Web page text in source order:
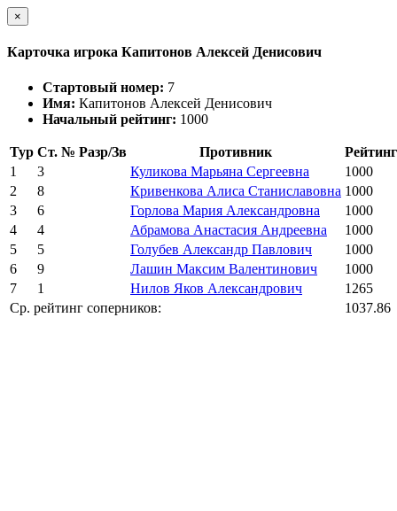
×
Карточка игрока Капитонов Алексей Денисович
Стартовый номер: 7
Имя: Капитонов Алексей Денисович
Начальный рейтинг: 1000
Тур Ст. № Разр/Зв Противник
Рейтинг
1
3 Куликова Марьяна Сергеевна
1000
2
8 Кривенкова Алиса Станиславовна 1000
3
6 Горлова Мария Александровна
1000
4
4 Абрамова Анастасия Андреевна
1000
5
5 Голубев Александр Павлович
1000
6
9 Лашин Максим Валентинович
1000
7
1 Нилов Яков Александрович
1265
Ср. рейтинг соперников:
1037.86